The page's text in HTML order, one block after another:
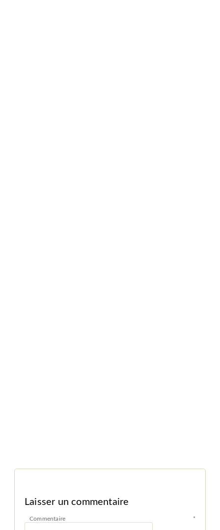
Laisser un commentaire
Commentaire *